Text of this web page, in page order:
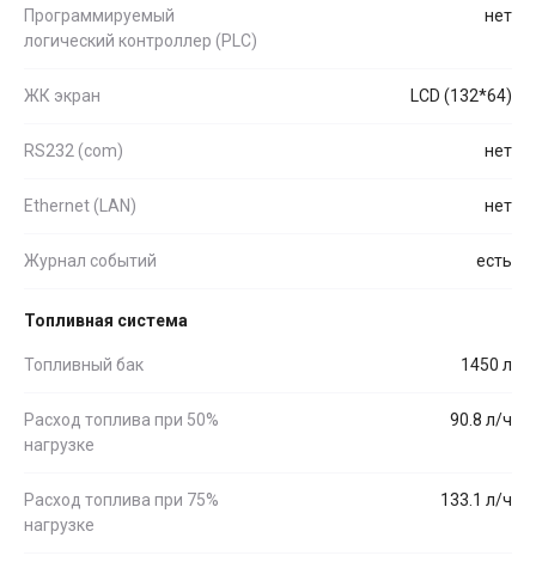
Программируемый
логический контроллер (PLC)
нет
ЖК экран LCD (132*64)
RS232 (com) нет
Ethernet (LAN) нет
Журнал событий есть
Топливная система
Топливный бак 1450 л
Расход топлива при 50%
нагрузке
90.8 л/ч
Расход топлива при 75%
нагрузке
133.1 л/ч